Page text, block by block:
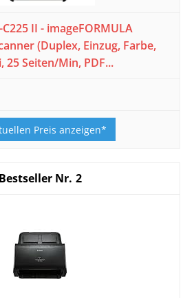
II - imageFORMULA
(Duplex, Einzug, Farbe,
25 Seiten/Min, PDF...
Preis anzeigen*
2